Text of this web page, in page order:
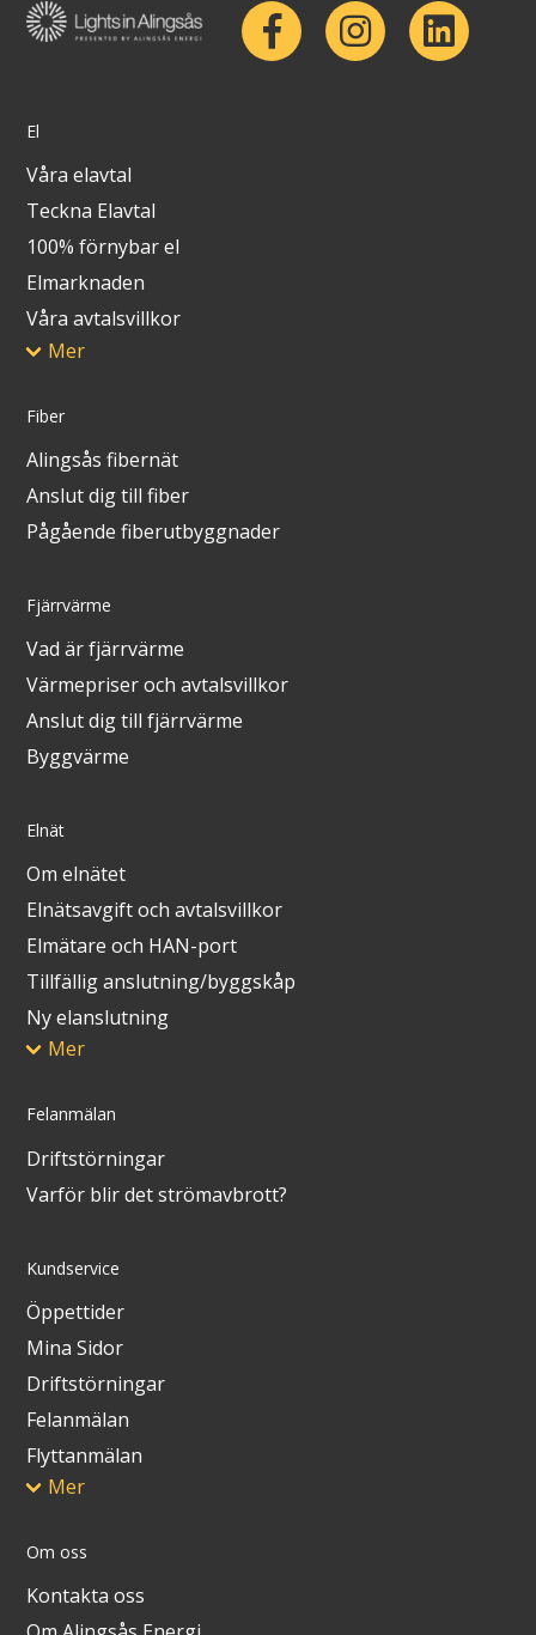
El
Våra elavtal
Teckna Elavtal
100% förnybar el
Elmarknaden
Våra avtalsvillkor
Mer
Fiber
Alingsås fibernät
Anslut dig till fiber
Pågående fiberutbyggnader
Fjärrvärme
Vad är fjärrvärme
Värmepriser och avtalsvillkor
Anslut dig till fjärrvärme
Byggvärme
Elnät
Om elnätet
Elnätsavgift och avtalsvillkor
Elmätare och HAN-port
Tillfällig anslutning/byggskåp
Ny elanslutning
Mer
Felanmälan
Driftstörningar
Varför blir det strömavbrott?
Kundservice
Öppettider
Mina Sidor
Driftstörningar
Felanmälan
Flyttanmälan
Mer
Om oss
Kontakta oss